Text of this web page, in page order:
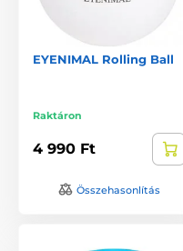
EYENIMAL Rolling Ball
Raktáron
4 990 Ft
Összehasonlítás